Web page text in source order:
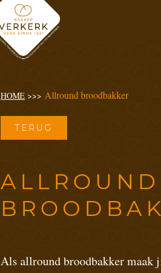
HOME >>> Allround broodbakker
TERUG
ALLROUND
Als allround broodbakker maak